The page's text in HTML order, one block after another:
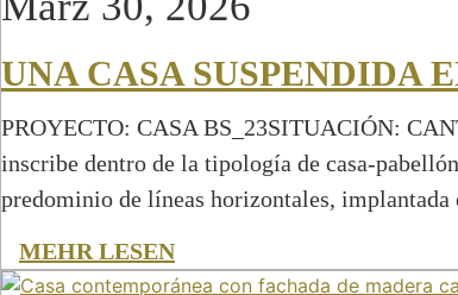
UNA CASA SUSPENDIDA
PROYECTO: CASA BS_23SITUACIÓN:
inscribe dentro de la tipología de casa-
predominio de líneas horizontales,
MEHR LESEN